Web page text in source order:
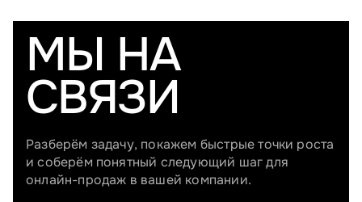
МЫ НА
СВЯЗИ
Разберём задачу, покажем быстрые точки роста
и соберём понятный следующий шаг для
онлайн-продаж в вашей компании.